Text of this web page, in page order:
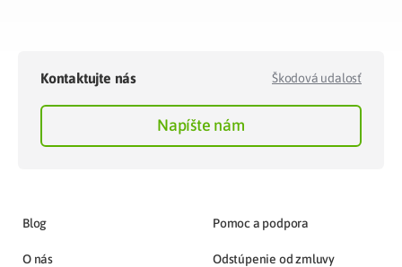
Kontaktujte nás Škodová udalosť
Napíšte nám
Blog
O nás
Pomoc a podpora
Odstúpenie od zmluvy